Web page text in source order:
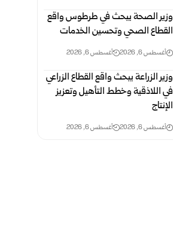
وزير الصحة يبحث في طرطوس واقع
القطاع الصحي وتحسين الخدمات
أغسطس 6, 2026 أغسطس 6, 2026
وزير الزراعة يبحث واقع القطاع الزراعي
في اللاذقية وخطط التأهيل وتعزيز
الإنتاج
أغسطس 6, 2026 أغسطس 6, 2026